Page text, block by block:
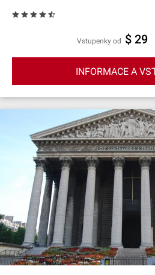
Vstupenky od $ 29
INFORMACE A